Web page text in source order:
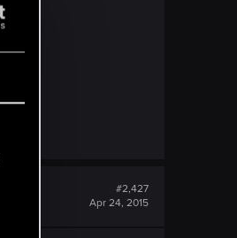
#2,427
Apr 24, 2015